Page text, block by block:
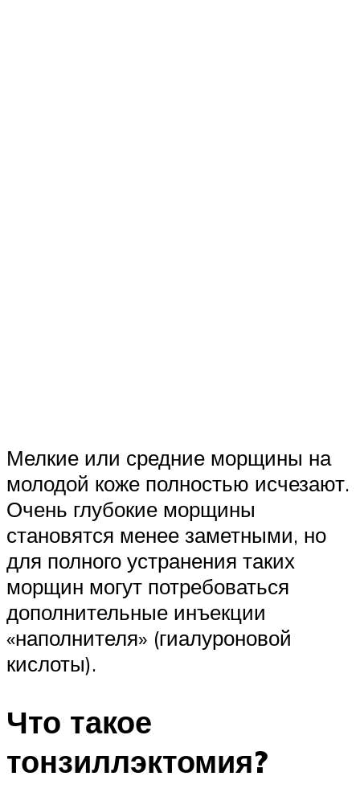
Мелкие или средние морщины на
молодой коже полностью исчезают.
Очень глубокие морщины
становятся менее заметными, но
для полного устранения таких
морщин могут потребоваться
дополнительные инъекции
«наполнителя» (гиалуроновой
кислоты).
Что такое
тонзиллэктомия?